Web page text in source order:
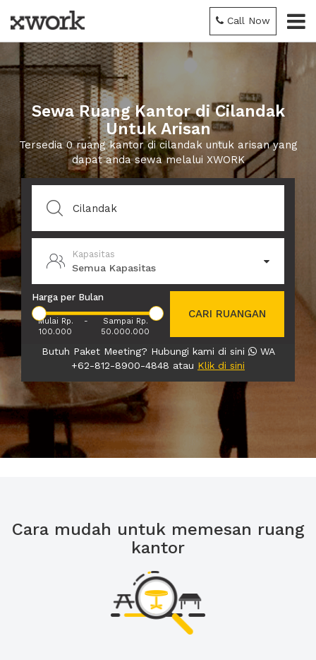
Call Now
Sewa Ruang Kantor di Cilandak
Untuk Arisan
Tersedia 0 ruang kantor di cilandak untuk arisan yang
dapat anda sewa melalui XWORK
Kapasitas
Semua Kapasitas
Harga per Bulan
Mulai Rp.
100.000
-
Sampai Rp.
50.000.000
CARI RUANGAN
Butuh Paket Meeting? Hubungi kami di sini
WA
+62-812-8900-4848 atau Klik di sini
Cara mudah untuk memesan ruang
kantor